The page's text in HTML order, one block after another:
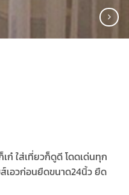
เก๋ ใส่เที่ยวก็ดูดี โดดเด่นทุก
เอวก่อนยืดขนาด24นิ้ว ยืด